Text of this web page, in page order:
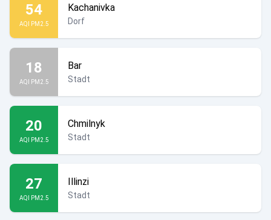
54
AQI PM2.5
Kachanivka
Dorf
18
AQI PM2.5
Bar
Stadt
20
AQI PM2.5
Chmilnyk
Stadt
27
AQI PM2.5
Illinzi
Stadt